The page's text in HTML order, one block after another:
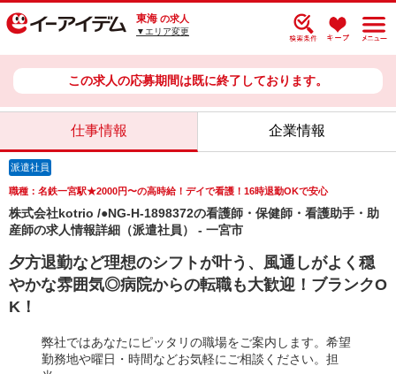
東海 の求人
▼エリア変更
この求人の応募期間は既に終了しております。
仕事情報 企業情報
派遣社員
職種：名鉄一宮駅★2000円〜の高時給！デイで看護！16時退勤OKで安心
株式会社kotrio /●NG-H-1898372の看護師・保健師・看護助手・助
産師の求人情報詳細（派遣社員） - 一宮市
夕方退勤など理想のシフトが叶う、風通しがよく穏
やかな雰囲気◎病院からの転職も大歓迎！ブランクO
K！
弊社ではあなたにピッタリの職場をご案内します。希望
勤務地や曜日・時間などお気軽にご相談ください。担